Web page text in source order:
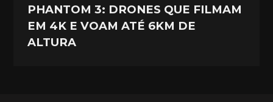
PHANTOM 3: DRONES QUE FILMAM
EM 4K E VOAM ATÉ 6KM DE
ALTURA